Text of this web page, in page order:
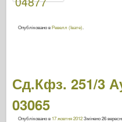
Опубліковано вРевелл (Івате)
Сд.Кфз. 251/3
03065
Опубліковано в 17 жовтня 2012Змінено26